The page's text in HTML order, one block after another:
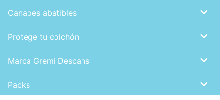
Canapes abatibles
Protege tu colchón
Marca Gremi Descans
Packs